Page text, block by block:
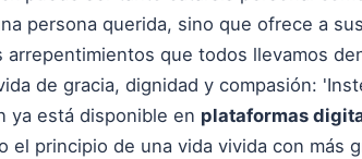
persona querida, sino que ofrece a
que todos llevamos
de gracia, dignidad y compasión:
ya está disponible en plataformas
el principio de una vida vivida con más